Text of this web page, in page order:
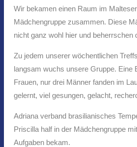
Wir bekamen einen Raum im
Mädchengruppe zusammen. Diese
nicht ganz wohl hier und
Zu jedem unserer wöchentlichen
langsam wuchs unsere Gruppe. Eine
Frauen, nur drei Männer fanden im
gelernt, viel gesungen, gelacht,
Adriana verband brasilianisches
Priscilla half in der Mädchengruppe
Aufgaben bekam.